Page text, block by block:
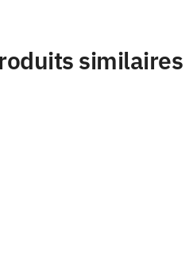
similaires